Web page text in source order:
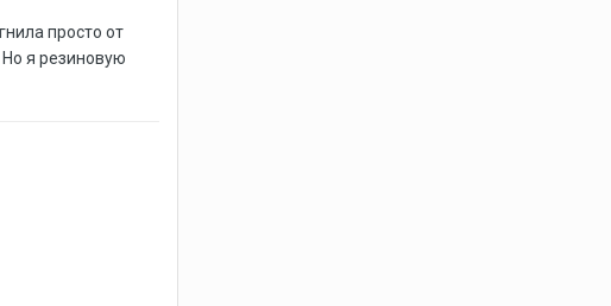
просто от
Но я резиновую